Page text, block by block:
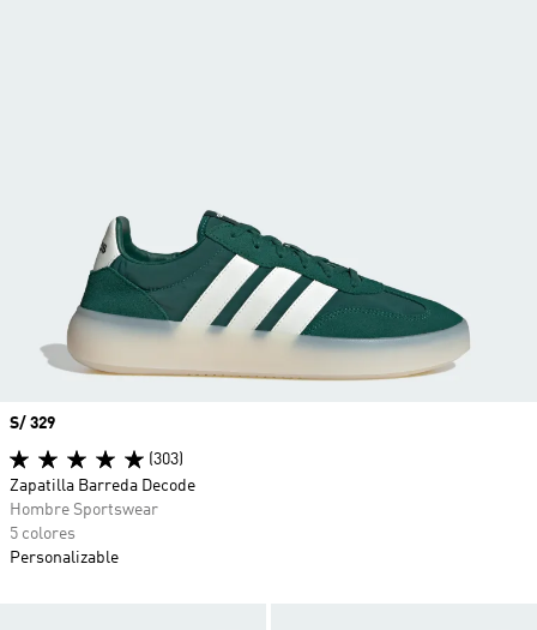
Precio
S/ 329
(303)
Zapatilla Barreda Decode
Hombre Sportswear
5 colores
Personalizable